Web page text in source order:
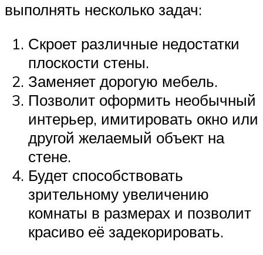
выполнять несколько задач:
Скроет различные недостатки
плоскости стены.
Заменяет дорогую мебель.
Позволит оформить необычный
интерьер, имитировать окно или
другой желаемый объект на
стене.
Будет способствовать
зрительному увеличению
комнаты в размерах и позволит
красиво её задекорировать.